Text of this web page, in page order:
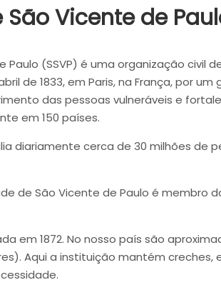
Vicente de
Paulo (SSVP) é uma organização civil
de 1833, em Paris, na França, por
das pessoas vulneráveis e
em 150 países.
diariamente cerca de 30 milhões de
de São Vicente de Paulo é membro
em 1872. No nosso país são
Aqui a instituição mantém